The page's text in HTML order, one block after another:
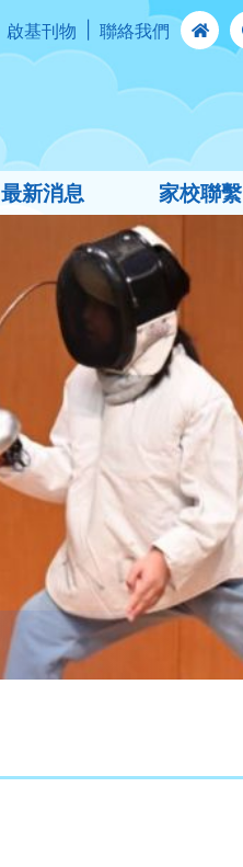
啟基刊物 聯絡我們
最新消息 家校聯繫